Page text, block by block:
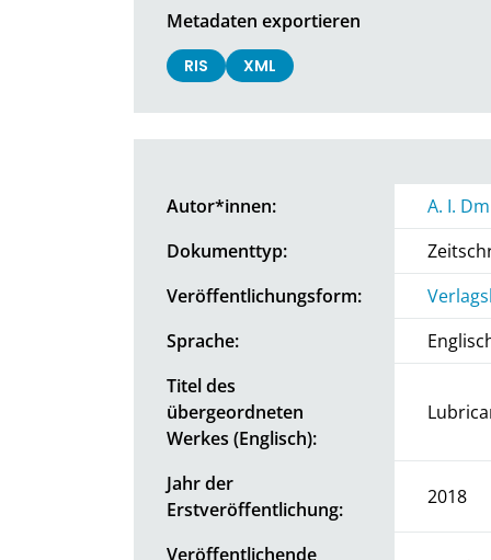
Metadaten exportieren
RIS XML
Autor*innen:
A. I.
Dokumenttyp:
Veröffentlichungsform:
Sprache:
Titel des
übergeordneten
Werkes (Englisch):
Jahr der
Erstveröffentlichung:
2018
Veröffentlichende